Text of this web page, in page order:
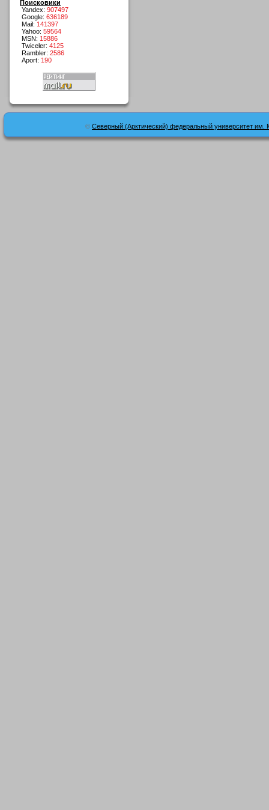
Поисковики
Yandex: 907497
Google: 636189
Mail: 141397
Yahoo: 59564
MSN: 15886
Twiceler: 4125
Rambler: 2586
Aport: 190
© Северный (Арктический) федеральный университет